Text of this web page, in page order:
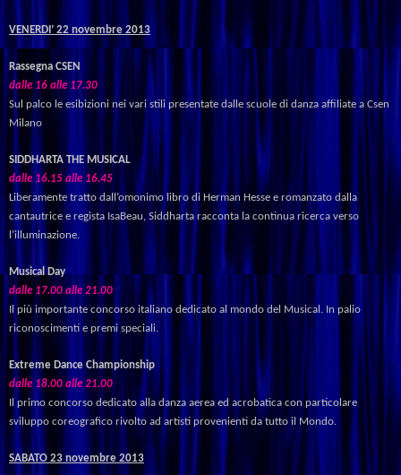
VENERDI ’ 22 novembre 2013
Rassegna CSEN
dalle 16 alle 17.30
Sul palco le esibizioni nei vari stili presentate dalle scuole di danza affiliate a Csen
Milano
SIDDHARTA THE MUSICAL
dalle 16.15 alle 16.45
Liberamente tratto dall ’omonimo libro di Herman Hesse e romanzato dalla
cantautrice e regista IsaBeau, Siddharta racconta la continua ricerca verso
’illuminazione.
Musical Day
dalle 17.00 alle 21.00
Il più importante concorso italiano dedicato al mondo del Musical. In palio
riconoscimenti e premi speciali.
Extreme Dance Championship
dalle 18.00 alle 21.00
Il primo concorso dedicato alla danza aerea ed acrobatica con particolare
sviluppo coreografico rivolto ad artisti provenienti da tutto il Mondo.
SABATO 23 novembre 2013